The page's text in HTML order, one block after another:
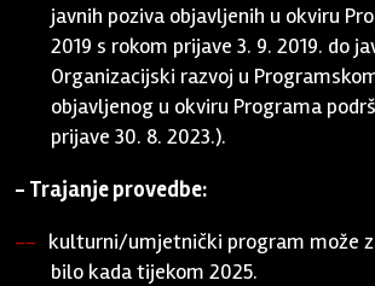
javnih poziva objavljenih u okviru
2019 s rokom prijave 3. 9. 2019. do
Organizacijski razvoj u
objavljenog u okviru Programa
prijave 30. 8. 2023.).
- Trajanje provedbe:
kulturni/umjetnički program može
bilo kada tijekom 2025.